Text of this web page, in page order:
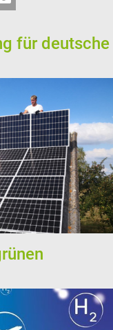
für deutsche